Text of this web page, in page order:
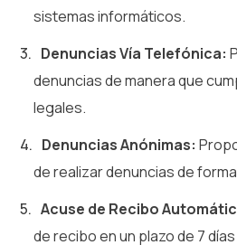
sistemas informáticos.
Denuncias Vía Telefónica:
denuncias de manera que
legales.
Denuncias Anónimas:
de realizar denuncias de
Acuse de Recibo
de recibo en un plazo de 7